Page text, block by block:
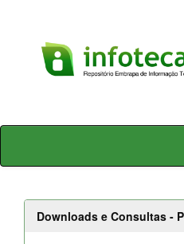
Skip
Downloads e Consultas -